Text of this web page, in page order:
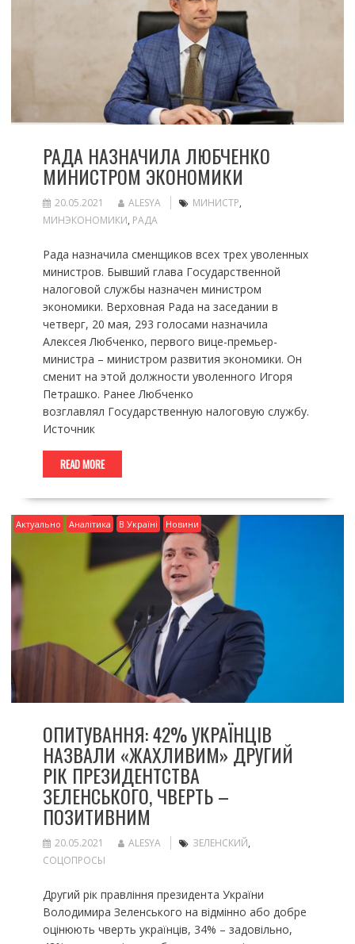
РАДА НАЗНАЧИЛА ЛЮБЧЕНКО
МИНИСТРОМ ЭКОНОМИКИ
20.05.2021 ALESYA МИНИСТР,
МИНЭКОНОМИКИ, РАДА
Рада назначила сменщиков всех трех уволенных
министров. Бывший глава Государственной
налоговой службы назначен министром
экономики. Верховная Рада на заседании в
четверг, 20 мая, 293 голосами назначила
Алексея Любченко, первого вице-премьер-
министра – министром развития экономики. Он
сменит на этой должности уволенного Игоря
Петрашко. Ранее Любченко
возглавлял Государственную налоговую службу.
Источник
READ MORE
Актуально Аналітика В Україні Новини
ОПИТУВАННЯ: 42% УКРАЇНЦІВ
НАЗВАЛИ «ЖАХЛИВИМ» ДРУГИЙ
РІК ПРЕЗИДЕНТСТВА
ЗЕЛЕНСЬКОГО, ЧВЕРТЬ –
ПОЗИТИВНИМ
20.05.2021 ALESYA ЗЕЛЕНСКИЙ,
СОЦОПРОСЫ
Другий рік правління президента України
Володимира Зеленського на відмінно або добре
оцінюють чверть українців, 34% – задовільно,